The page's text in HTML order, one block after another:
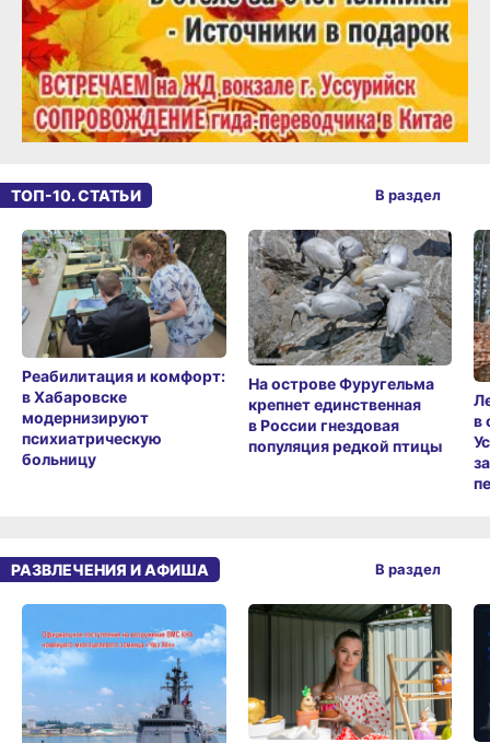
ТОП-10. СТАТЬИ
Реабилитация и комфорт:
в Хабаровске
модернизируют
психиатрическую
больницу
На острове Фуругельма
крепнет единственная
в России гнездовая
популяция редкой птицы
в
В раздел
РАЗВЛЕЧЕНИЯ И АФИША В раздел